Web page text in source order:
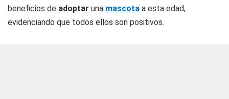
beneficios de adoptar una mascota a esta edad,
evidenciando que todos ellos son positivos.